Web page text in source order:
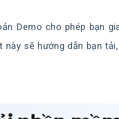
Demo cho phép bạn
này sẽ hướng dẫn bạn